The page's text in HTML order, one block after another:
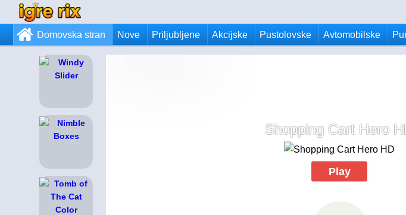
Domovska stran Nove Priljubljene Akcijske Pustolovske Avtomobilske
Shopping Cart Hero
Play